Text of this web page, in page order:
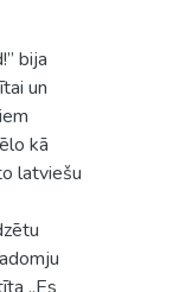
bija
un
kā
latviešu